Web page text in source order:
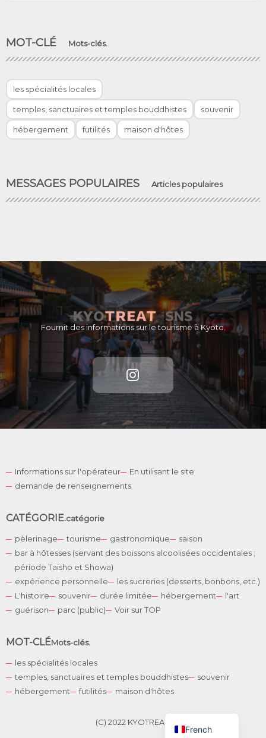
MOT-CLÉ Mots-clés.
les spécialités locales
temples, sanctuaires et temples bouddhistes souvenir
hébergement futilités maison d'hôtes
MESSAGES POPULAIRES Articles populaires
Fournit des informations sur le tourisme à Kyoto.
Informations sur l'opérateur
En utilisant le site
demande de renseignements
CATÉGORIE.catégorie
pèlerinage tourisme gastronomique
saison
bar à hôtesses (servant des boissons alcoolisées occidentales ;
période Taisho et Showa)
expérience personnelle
les sucreries (desserts, bonbons, etc.)
L'histoire
souvenir durée limitée hébergement
l'art
guérison
parc (public) Voir sur TOP
MOT-CLÉMots-clés.
les spécialités locales
temples, sanctuaires et temples bouddhistes
souvenir
hébergement
futilités maison d'hôtes
(C) 2022 KYOTREAT.
French